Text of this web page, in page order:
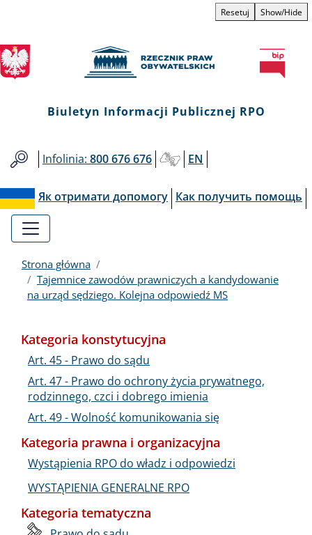
menu
głównego
treści
informacji
o
kontakcie
mapy
serwisu
Informacji
Publicznej
RPO
Resetuj Show/Hide
Biuletyn Informacji Publicznej RPO
Infolinia: 800 676 676 EN
Як отримати допомогу Как получить помощь
Strona główna
Tajemnice zawodów prawniczych a kandydowanie
na urząd sędziego. Kolejna odpowiedź MS
Kategoria konstytucyjna
Art. 45 - Prawo do sądu
Art. 47 - Prawo do ochrony życia prywatnego,
rodzinnego, czci i dobrego imienia
Art. 49 - Wolność komunikowania się
Kategoria prawna i organizacyjna
Wystąpienia RPO do władz i odpowiedzi
WYSTĄPIENIA GENERALNE RPO
Kategoria tematyczna